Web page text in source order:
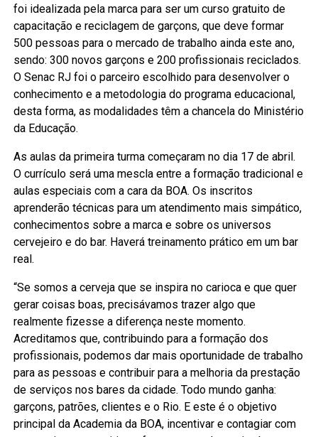
foi idealizada pela marca para ser um curso gratuito de
capacitação e reciclagem de garçons, que deve formar
500 pessoas para o mercado de trabalho ainda este ano,
sendo: 300 novos garçons e 200 profissionais reciclados.
O Senac RJ foi o parceiro escolhido para desenvolver o
conhecimento e a metodologia do programa educacional,
desta forma, as modalidades têm a chancela do Ministério
da Educação.
As aulas da primeira turma começaram no dia 17 de abril.
O currículo será uma mescla entre a formação tradicional e
aulas especiais com a cara da BOA. Os inscritos
aprenderão técnicas para um atendimento mais simpático,
conhecimentos sobre a marca e sobre os universos
cervejeiro e do bar. Haverá treinamento prático em um bar
real.
“Se somos a cerveja que se inspira no carioca e que quer
gerar coisas boas, precisávamos trazer algo que
realmente fizesse a diferença neste momento.
Acreditamos que, contribuindo para a formação dos
profissionais, podemos dar mais oportunidade de trabalho
para as pessoas e contribuir para a melhoria da prestação
de serviços nos bares da cidade. Todo mundo ganha:
garçons, patrões, clientes e o Rio. E este é o objetivo
principal da Academia da BOA, incentivar e contagiar com